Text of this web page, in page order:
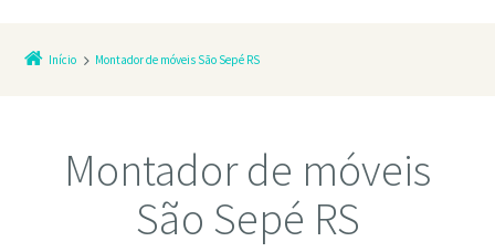
Início Montador de móveis São Sepé RS
Montador de móveis
São Sepé RS